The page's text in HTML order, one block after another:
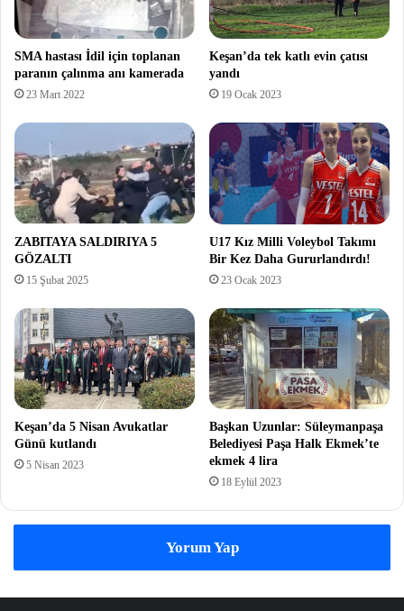
SMA hastası İdil için toplanan
paranın çalınma anı kamerada
23 Mart 2022
Keşan’da tek katlı evin çatısı
yandı
19 Ocak 2023
ZABITAYA SALDIRIYA 5
GÖZALTI
15 Şubat 2025
U17 Kız Milli Voleybol Takımı
Bir Kez Daha Gururlandırdı!
23 Ocak 2023
Keşan’da 5 Nisan Avukatlar
Günü kutlandı
5 Nisan 2023
Başkan Uzunlar: Süleymanpaşa
Belediyesi Paşa Halk Ekmek’te
ekmek 4 lira
18 Eylül 2023
Yorum Yap